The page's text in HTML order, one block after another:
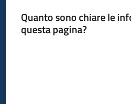
Quanto sono chiare le
questa pagina?